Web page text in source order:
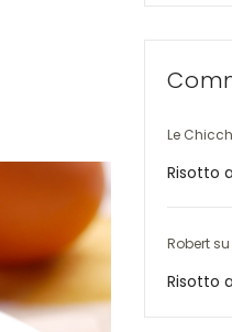
Le
Risotto
Robert su
Risotto